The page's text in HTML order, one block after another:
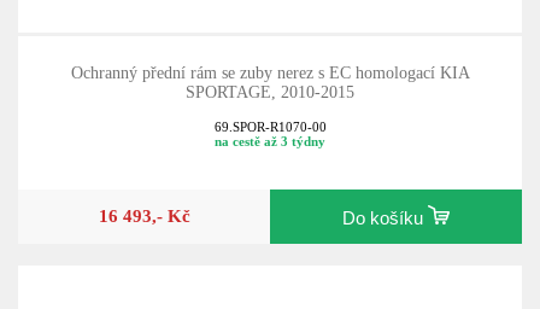
Ochranný přední rám se zuby nerez s EC homologací KIA
SPORTAGE, 2010-2015
69.SPOR-R1070-00
na cestě až 3 týdny
16 493,- Kč Do košíku